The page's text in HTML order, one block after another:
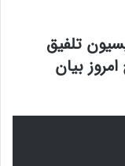
تلفیق
امروز بیان